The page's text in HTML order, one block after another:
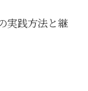
実践方法と継